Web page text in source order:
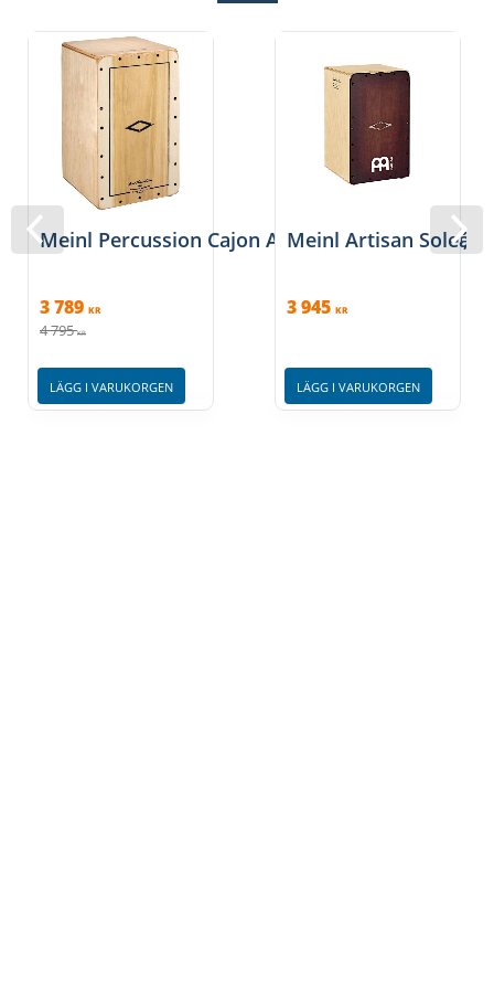
Meinl Percussion Cajon Artisan Edition, Tulip,
3 789 KR
4 795 KR
LÄGG I VARUKORGEN
Meinl Artisan Soleá
3 945 KR
LÄGG I VARUKORGEN